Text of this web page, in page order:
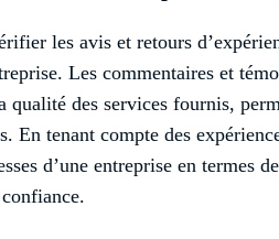
les avis et retours
Les commentaires et
qualité des services fournis,
En tenant compte des
d’une entreprise en termes